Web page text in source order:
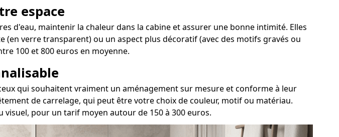
espace
d'eau, maintenir la chaleur dans la cabine et assurer une bonne intimité. Elles
verre transparent) ou un aspect plus décoratif (avec des motifs gravés ou
100 et 800 euros en moyenne.
qui souhaitent vraiment un aménagement sur mesure et conforme à leur
de carrelage, qui peut être votre choix de couleur, motif ou matériau.
pour un tarif moyen autour de 150 à 300 euros.